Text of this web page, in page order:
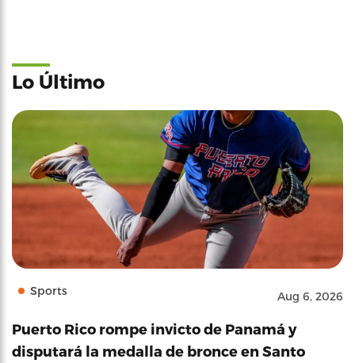
Lo Último
Sports Aug 6, 2026
Puerto Rico rompe invicto de Panamá y
disputará la medalla de bronce en Santo